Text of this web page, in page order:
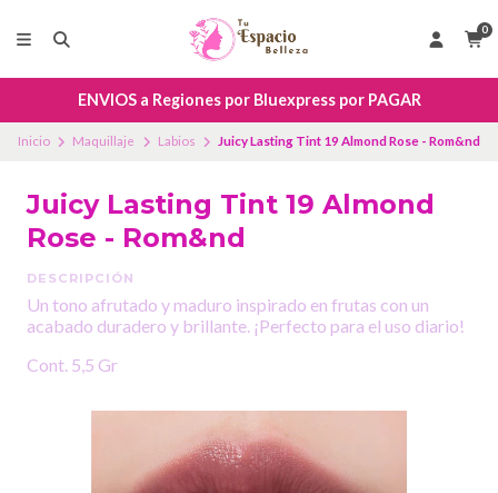
0
ENVIOS a Regiones por Bluexpress por PAGAR
Inicio Maquillaje Labios Juicy Lasting Tint 19 Almond Rose - Rom&nd
Juicy Lasting Tint 19 Almond
Rose - Rom&nd
DESCRIPCIÓN
Un tono afrutado y maduro inspirado en frutas con un
acabado duradero y brillante. ¡Perfecto para el uso diario!
Cont. 5,5 Gr